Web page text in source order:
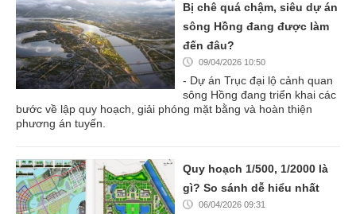
Bị chê quá chậm, siêu dự án
sông Hồng đang được làm
đến đâu?
09/04/2026 10:50
- Dự án Trục đại lộ cảnh quan
sông Hồng đang triển khai các
bước về lập quy hoạch, giải phóng mặt bằng và hoàn thiện
phương án tuyến.
Quy hoạch 1/500, 1/2000 là
gì? So sánh dễ hiểu nhất
06/04/2026 09:31